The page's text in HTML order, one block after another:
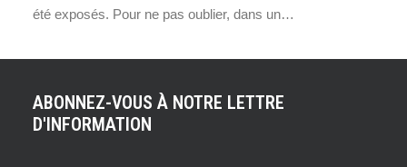
été exposés. Pour ne pas oublier, dans un…
ABONNEZ-VOUS À NOTRE LETTRE
D'INFORMATION